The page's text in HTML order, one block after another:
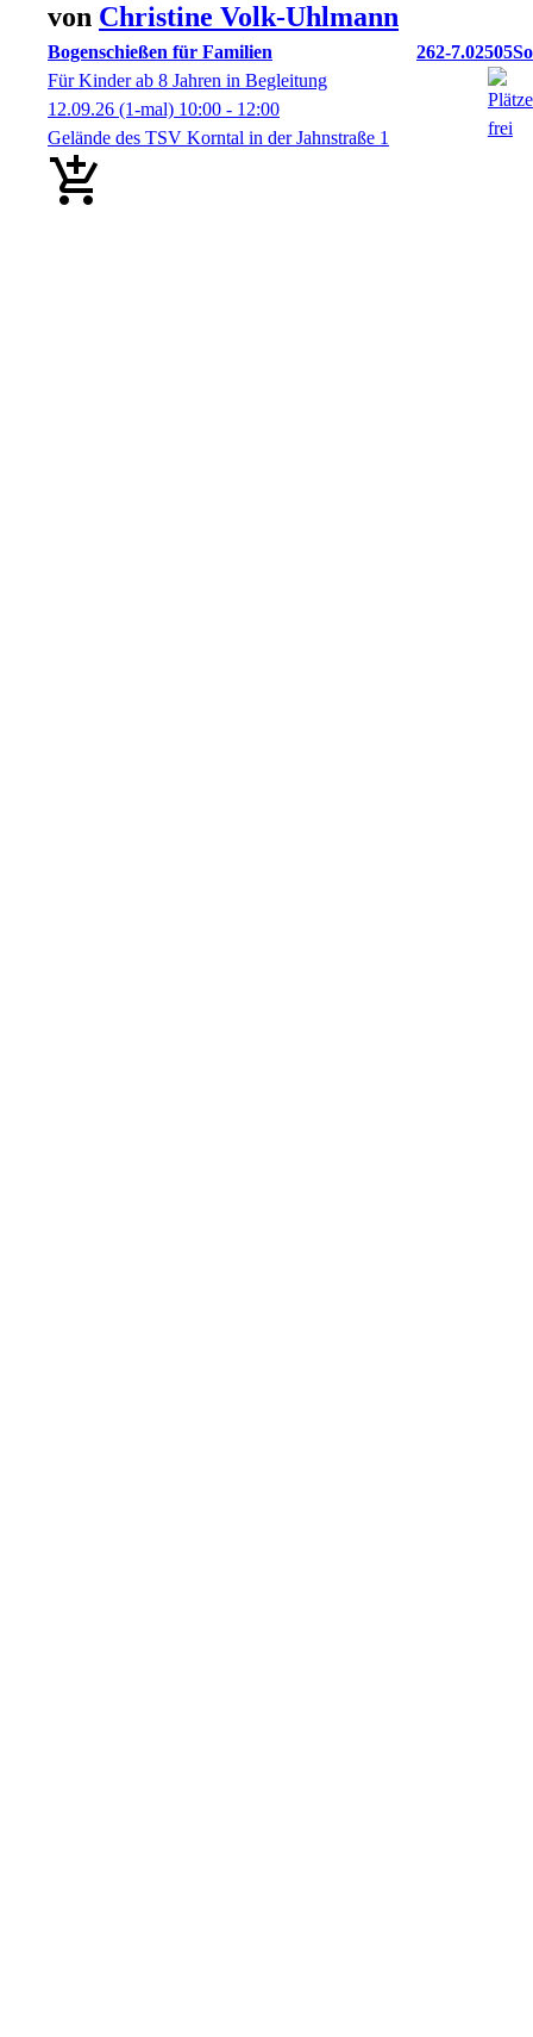
von Christine Volk-Uhlmann
Bogenschießen für Familien
262-7.02505So
Für Kinder ab 8 Jahren in Begleitung
12.09.26 (1-mal) 10:00 - 12:00
Gelände des TSV Korntal in der Jahnstraße 1